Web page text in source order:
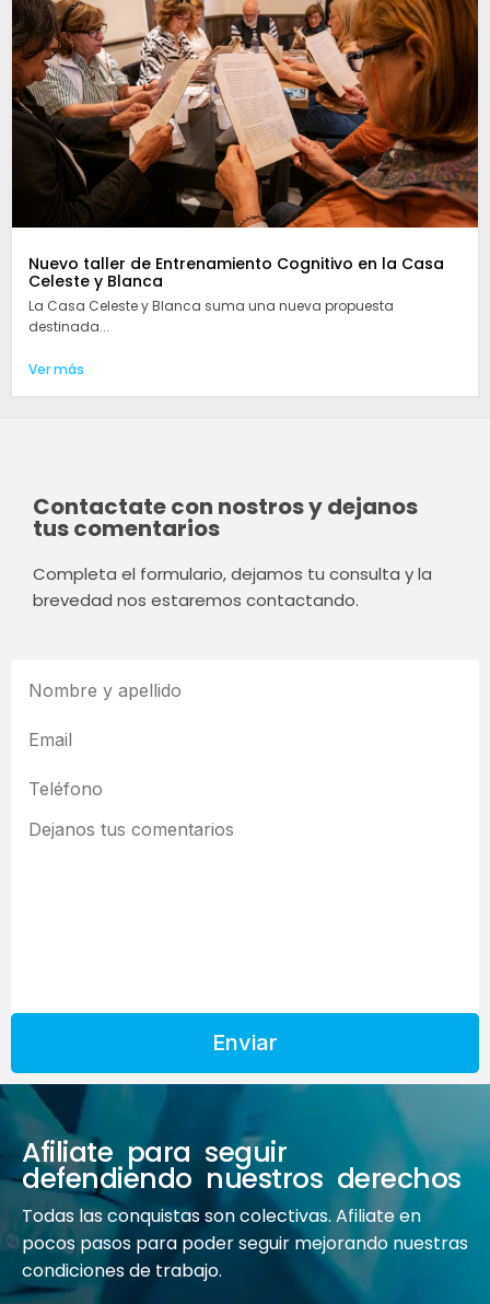
Nuevo taller de Entrenamiento Cognitivo en la Casa
Celeste y Blanca
La Casa Celeste y Blanca suma una nueva propuesta
destinada...
Ver más
Contactate con nostros y dejanos
tus comentarios
Completa el formulario, dejamos tu consulta y la
brevedad nos estaremos contactando.
Enviar
Afiliate para seguir
defendiendo nuestros derechos
Todas las conquistas son colectivas. Afiliate en
pocos pasos para poder seguir mejorando nuestras
condiciones de trabajo.